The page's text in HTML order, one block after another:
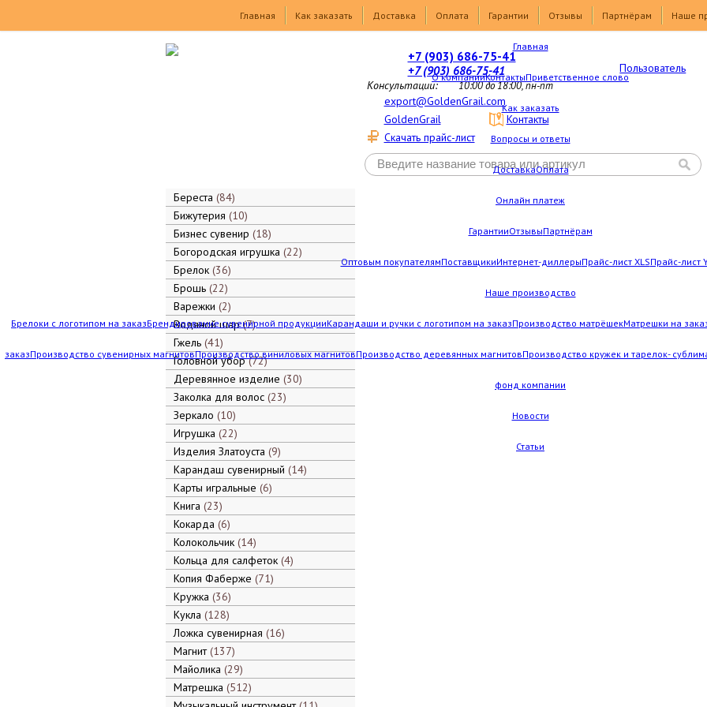
Главная
Как заказать Доставка Оплата Гарантии Отзывы Партнёрам Наше
Главная
О компанииКонтактыПриветственное слово
Как заказать
Вопросы и ответы
ДоставкаОплата
Онлайн платеж
ГарантииОтзывыПартнёрам
Оптовым покупателямПоставщикиИнтернет-диллерыПрайс-лист XLSПрайс-лист
Наше производство
Брелоки с логотипом на заказБрендирование сувенирной продукцииКарандаши и ручки с логотипом на заказПроизводство матрёшекМатрешки на
заказПроизводство сувенирных магнитовПроизводство виниловых магнитовПроизводство деревянных магнитовПроизводство кружек и тарелок-
фонд компании
Новости
Статьи
+7 (903) 686-75-41
+7 (903) 686-75-41
Консультации: 10:00 до 18:00, пн-пт
export@GoldenGrail.com
GoldenGrail
Скачать прайс-лист
Контакты
Пользователь
Береста 84
Бижутерия 10
Бизнес сувенир 18
Богородская игрушка 22
Брелок 36
Брошь 22
Варежки 2
Водяной шар 7
Гжель 41
Головной убор 72
Деревянное изделие 30
Заколка для волос 23
Зеркало 10
Игрушка 22
Изделия Златоуста 9
Карандаш сувенирный 14
Карты игральные 6
Книга 23
Кокарда 6
Колокольчик 14
Кольца для салфеток 4
Копия Фаберже 71
Кружка 36
Кукла 128
Ложка сувенирная 16
Магнит 137
Майолика 29
Матрешка 512